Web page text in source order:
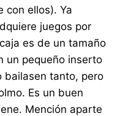
con ellos). Ya
juegos por
es de un tamaño
un pequeño inserto
bailasen tanto, pero
Es un buen
Mención aparte